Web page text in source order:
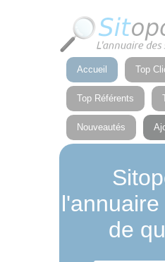
Accueil Top
Top Référents
Nouveautés
de